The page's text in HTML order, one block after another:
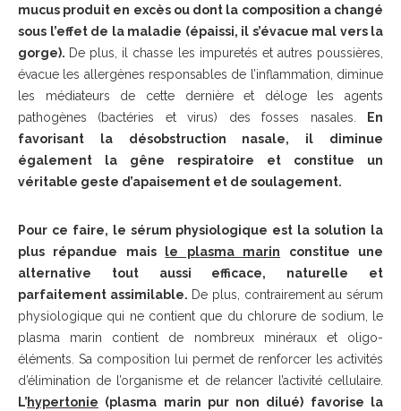
mucus produit en excès ou dont la composition a changé
sous l’effet de la maladie (épaissi, il s’évacue mal vers la
gorge). De plus, il chasse les impuretés et autres poussières,
évacue les allergènes responsables de l’inflammation, diminue
les médiateurs de cette dernière et déloge les agents
pathogènes (bactéries et virus) des fosses nasales.
En
favorisant la désobstruction nasale, il diminue
également la gêne respiratoire et constitue un
véritable geste d’apaisement et de soulagement.
Pour ce faire, le sérum physiologique est la solution la
plus répandue mais
le plasma marin constitue une
alternative tout aussi efficace, naturelle et
parfaitement assimilable. De plus, contrairement au sérum
physiologique qui ne contient que du chlorure de sodium, le
plasma marin contient de nombreux minéraux et oligo-
éléments. Sa composition lui permet de renforcer les activités
d’élimination de l’organisme et de relancer l’activité cellulaire.
L’hypertonie (plasma marin pur non dilué) favorise la